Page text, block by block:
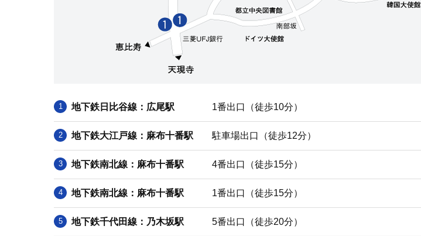
地下鉄日比谷線：広尾駅 1番出口（徒歩10分）
地下鉄大江戸線：麻布十番駅 駐車場出口（徒歩12分）
地下鉄南北線：麻布十番駅 4番出口（徒歩15分）
地下鉄南北線：麻布十番駅 1番出口（徒歩15分）
地下鉄千代田線：乃木坂駅 5番出口（徒歩20分）